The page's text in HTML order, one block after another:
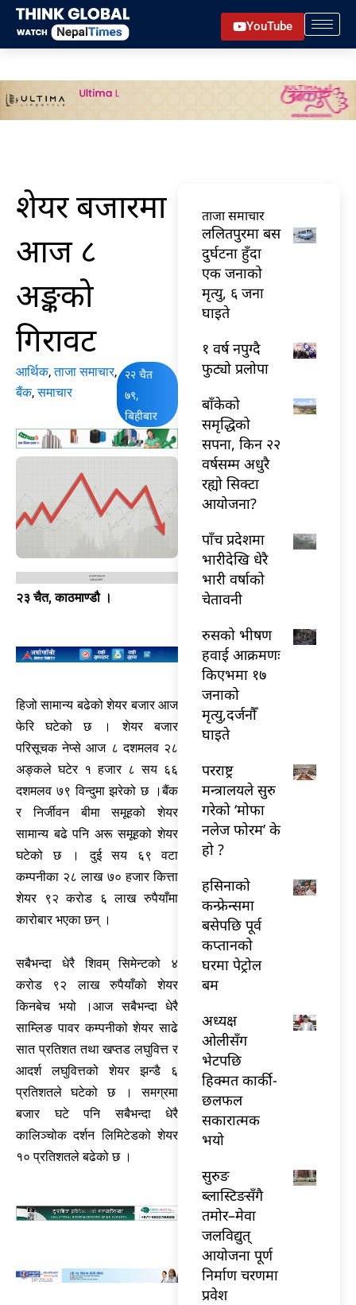
Skip
content
YouTube
शेयर बजारमा
आज ८
अङ्कको
गिरावट
आर्थिक,ताजा समाचार,
बैंक,समाचार
२२ चैत
७९,
बिहीबार
२३ चैत, काठमाण्डौ ।
हिजो सामान्य बढेको शेयर बजार आज
फेरि घटेको छ । शेयर बजार
परिसूचक नेप्से आज ८ दशमलव २८
अङ्कले घटेर १ हजार ८ सय ६६
दशमलव ७९ विन्दुमा झरेको छ ।बैंक
र निर्जीवन बीमा समूहको शेयर
सामान्य बढे पनि अरू समूहको शेयर
घटेको छ । दुई सय ६९ वटा
कम्पनीका २८ लाख ७० हजार कित्ता
शेयर ९२ करोड ६ लाख रुपैयाँमा
कारोबार भएका छन् ।
सबैभन्दा धेरै शिवम् सिमेन्टको ४
करोड ९२ लाख रुपैयाँको शेयर
किनबेच भयो ।आज सबैभन्दा धेरै
साम्लिङ पावर कम्पनीको शेयर साढे
सात प्रतिशत तथा खप्तड लघुवित्त र
आदर्श लघुवित्तको शेयर झन्डै ६
प्रतिशतले घटेको छ ।समग्रमा
बजार घटे पनि सबैभन्दा धेरै
कालिञ्चोक दर्शन लिमिटेडको शेयर
१० प्रतिशतले बढेको छ ।
ताजा समाचार
ललितपुरमा बस
दुर्घटना हुँदा
एक जनाको
मृत्यु, ६ जना
घाइते
१ वर्ष नपुग्दै
फुट्यो प्रलोपा
बाँकेको
समृद्धिको
सपना, किन २२
वर्षसम्म अधुरै
रह्यो सिक्टा
आयोजना?
पाँच प्रदेशमा
भारीदेखि धेरै
भारी वर्षाको
चेतावनी
रुसको भीषण
हवाई आक्रमणः
किएभमा १७
जनाको
मृत्यु,दर्जनौँ
घाइते
परराष्ट्र
मन्त्रालयले सुरु
गरेको ‘मोफा
नलेज फोरम’ के
हो ?
हसिनाको
कन्फ्रेन्समा
बसेपछि पूर्व
कप्तानको
घरमा पेट्रोल
बम
अध्यक्ष
ओलीसँग
भेटपछि
हिक्मत कार्की-
छलफल
सकारात्मक
भयो
सुरुङ
ब्लास्टिङसँगै
तमोर–मेवा
जलविद्युत्
आयोजना पूर्ण
निर्माण चरणमा
प्रवेश